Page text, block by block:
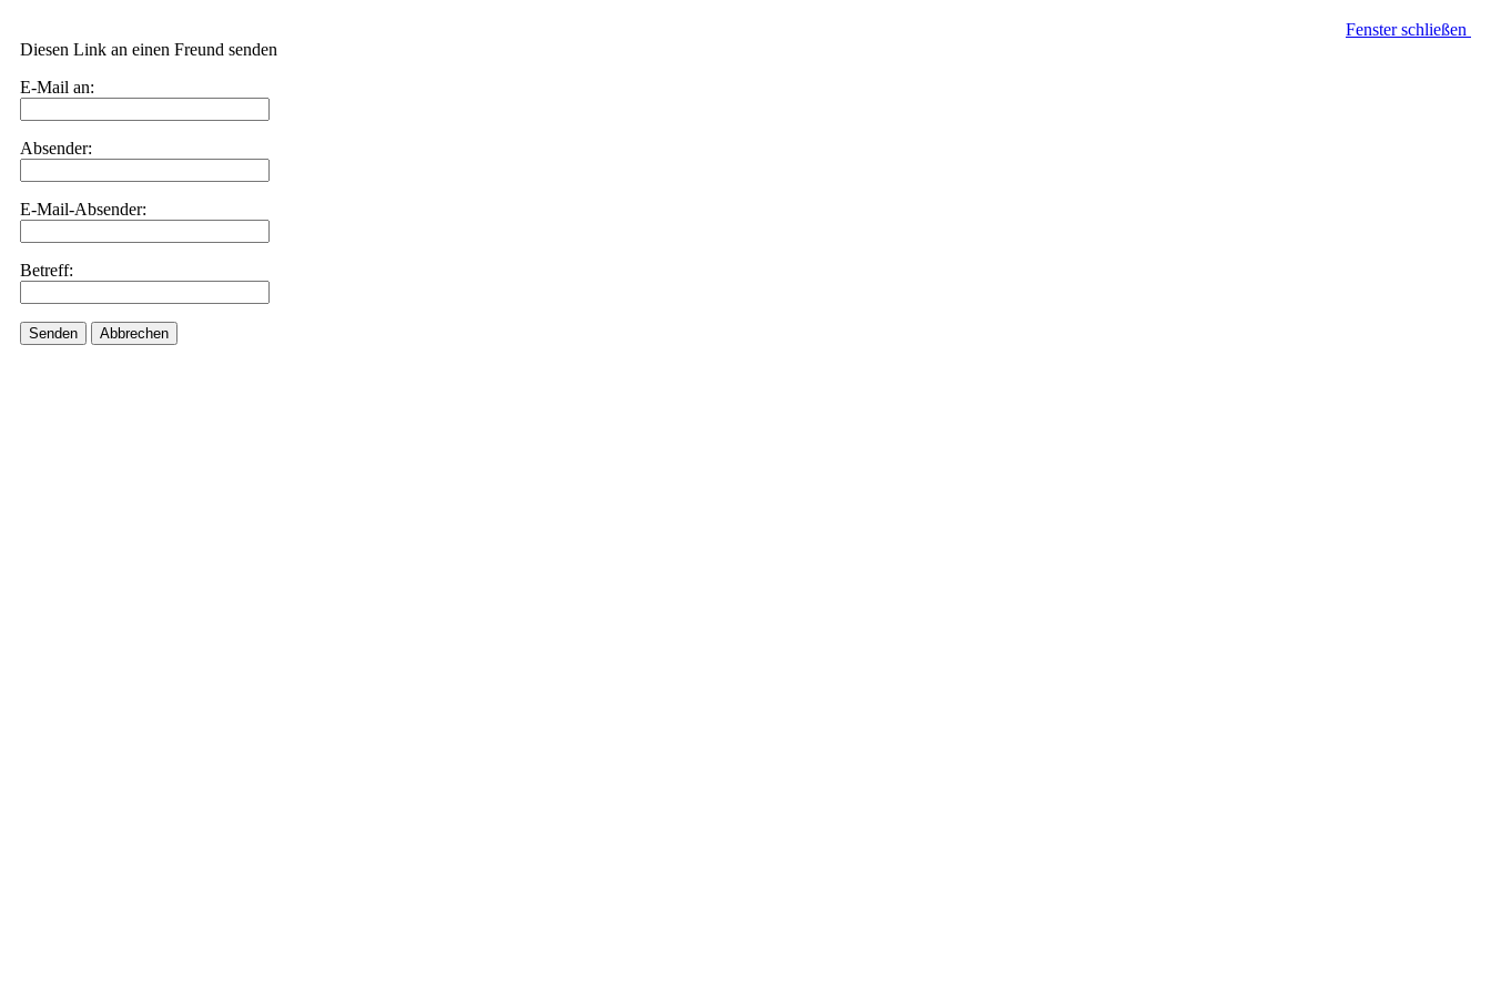
Fenster schließen
Diesen Link an einen Freund senden
E-Mail an:
Absender:
E-Mail-Absender:
Betreff:
Senden Abbrechen